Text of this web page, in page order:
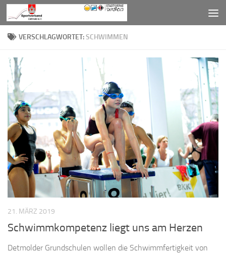
Zum Inhalt springen
VERSCHLAGWORTET:SCHWIMMEN
21. MÄRZ 2019
Schwimmkompetenz liegt uns am Herzen
Detmolder Grundschulen wollen die Schwimmfertigkeit von